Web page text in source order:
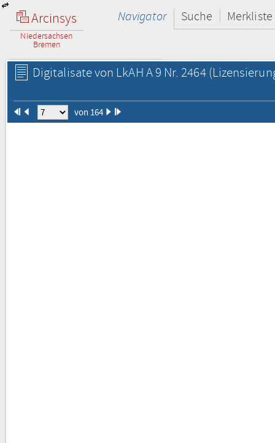
Arcinsys
Niedersachsen
Bremen
Navigator Suche Merkliste
Digitalisate von LkAH A 9 Nr. 2464
von 164